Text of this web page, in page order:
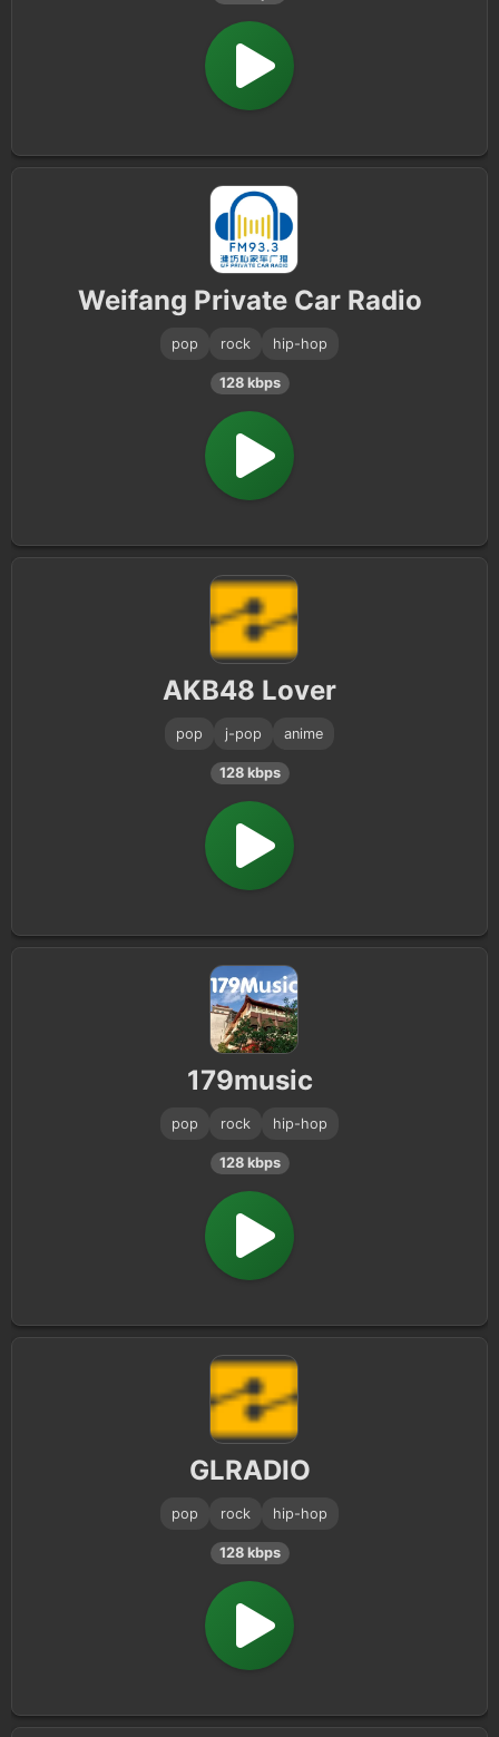
Weifang Private Car Radio
pop rock hip-hop
128 kbps
AKB48 Lover
pop j-pop anime
128 kbps
179music
pop rock hip-hop
128 kbps
GLRADIO
pop rock hip-hop
128 kbps